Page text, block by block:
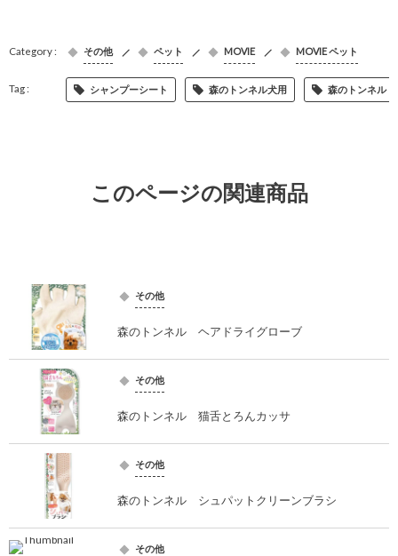
その他 ペット MOVIE MOVIE ペット
シャンプーシート 森のトンネル犬用 森のトンネル
このページの関連商品
その他
森のトンネル ヘアドライグローブ
その他
森のトンネル 猫舌とろんカッサ
その他
森のトンネル シュパットクリーンブラシ
その他